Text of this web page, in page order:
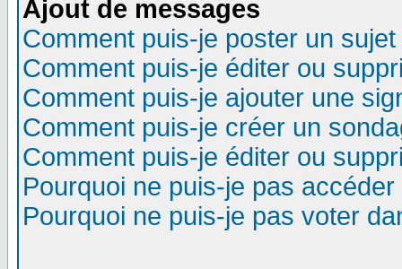
Ajout de messages
Comment puis-je poster un
Comment puis-je éditer ou
Comment puis-je ajouter une
Comment puis-je créer un
Comment puis-je éditer ou
Pourquoi ne puis-je pas
Pourquoi ne puis-je pas voter